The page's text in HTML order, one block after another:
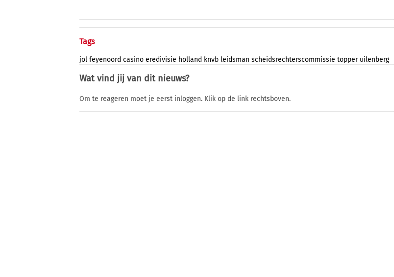
Tags
jol feyenoord casino eredivisie holland knvb leidsman scheidsrechterscommissie topper uilenberg
Wat vind jij van dit nieuws?
Om te reageren moet je eerst inloggen. Klik op de link rechtsboven.